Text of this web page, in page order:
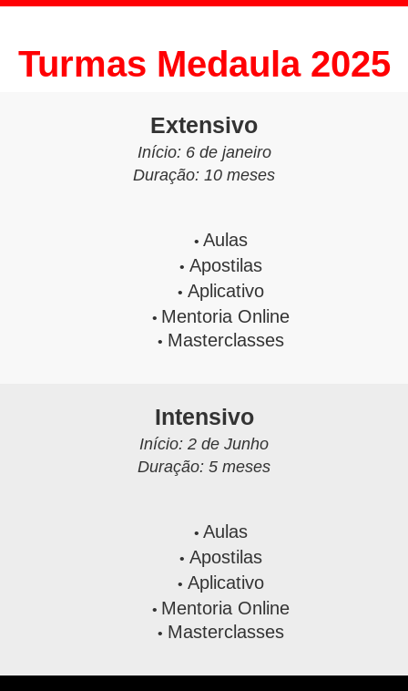
Turmas Medaula 2025
Extensivo
Início: 6 de janeiro
Duração: 10 meses
Aulas
Apostilas
Aplicativo
Mentoria Online
Masterclasses
Intensivo
Início: 2 de Junho
Duração: 5 meses
Aulas
Apostilas
Aplicativo
Mentoria Online
Masterclasses